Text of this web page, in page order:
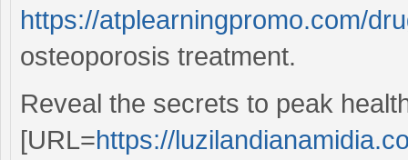
https://atplearningpromo.com/
osteoporosis treatment.
Reveal the secrets to peak
[URL=https://